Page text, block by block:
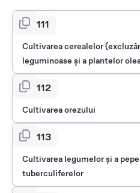
0111
Cultivarea cerealelor
leguminoase şi a plantelor
0112
Cultivarea orezului
0113
Cultivarea legumelor şi a
tuberculiferelor